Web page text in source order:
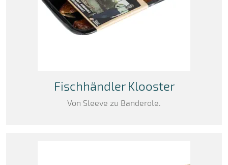
Fischhändler Klooster
Von Sleeve zu Banderole.